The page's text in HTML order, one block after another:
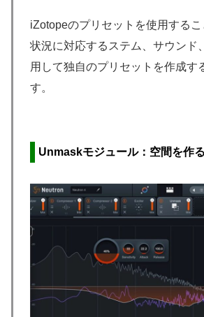
iZotopeのプリセットを使用する
状況に対応するステム、サウンド
用して独自のプリセットを作成す
す。
Unmaskモジュール：空間を作る